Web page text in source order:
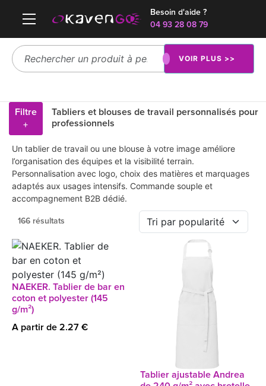
Besoin d'aide ?
04 93 28 08 79
VOIR PLUS >>
Filtre
+
Tabliers et blouses de travail personnalisés pour
professionnels
Un tablier de travail ou une blouse à votre image améliore
l’organisation des équipes et la visibilité terrain.
Personnalisation avec logo, choix des matières et marquages
adaptés aux usages intensifs. Commande souple et
accompagnement B2B dédié.
166 résultats
NAEKER. Tablier de bar en
coton et polyester (145
g/m²)
A partir de 2.27 €
Tablier ajustable Andrea